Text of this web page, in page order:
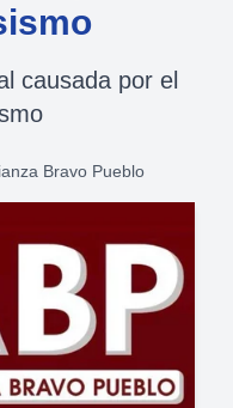
causada por el
Bravo Pueblo